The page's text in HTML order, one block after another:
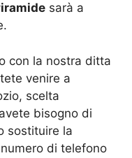
sarà a
con la nostra ditta
venire a
scelta
bisogno di
sostituire la
di telefono